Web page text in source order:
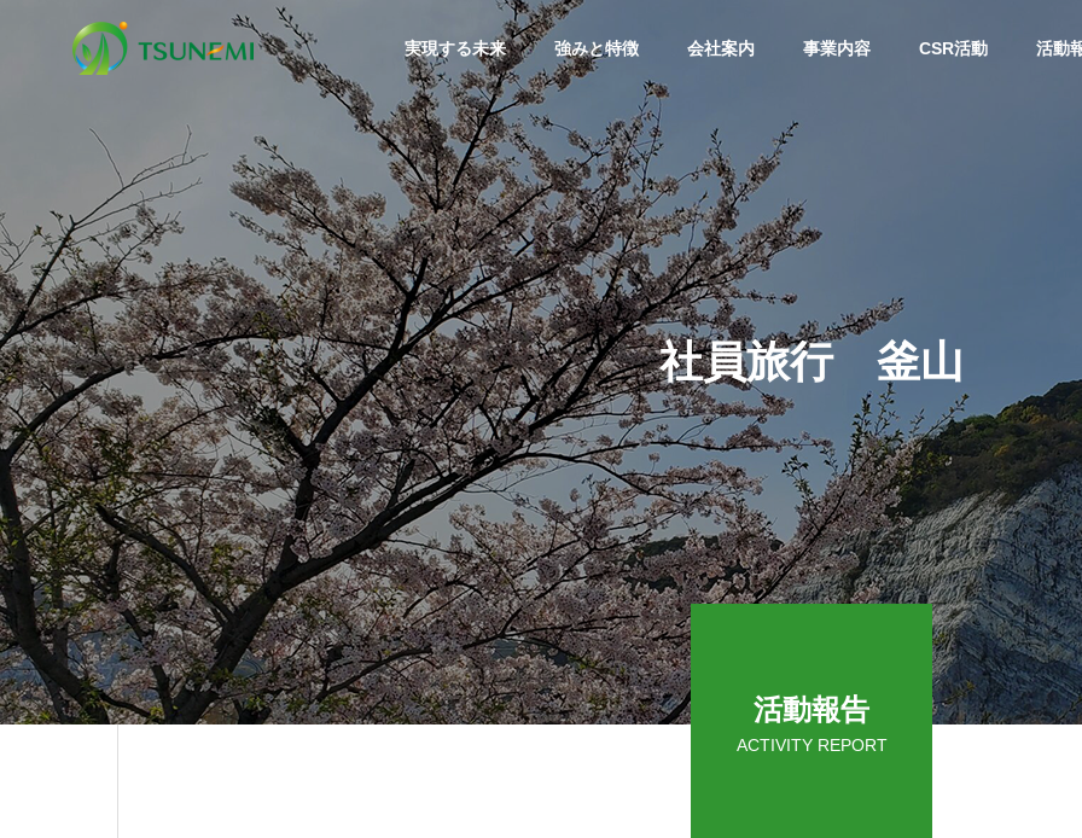
実現する未来 強みと特徴 会社案内 事業内容 CSR活動 活動
会社案内
Company
理念体系
PHILOSOPHY
会社概要
OUTLINE
沿革
HISTORY
事業案内
Business
産業廃棄物処理事業
Industrial Waste Disposal
建材事業
Building Materials
活動報告
Activity Report
教
園
プレスリリース
小学生が本物のショベル操作
に挑戦！「ゴミを捨てた、そ
の先」を学ぶ最終処分場のお
仕事体験！
プレスリリース
【被災地支援】「衣・食・
住」の『住』を支えたい。コ
ンクリート補修材を無償提供
いたします
高校生から学ぶ2日間～インタ
ビューシップが企業にもたら
す価値～
社員旅行 釜山
活動報告
ACTIVITY REPORT